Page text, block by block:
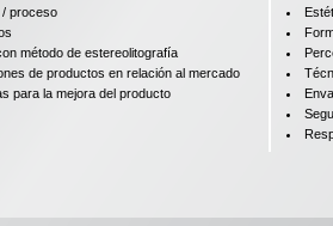
/ proceso
método de estereolitografía
de productos en relación al mercado
para la mejora del producto